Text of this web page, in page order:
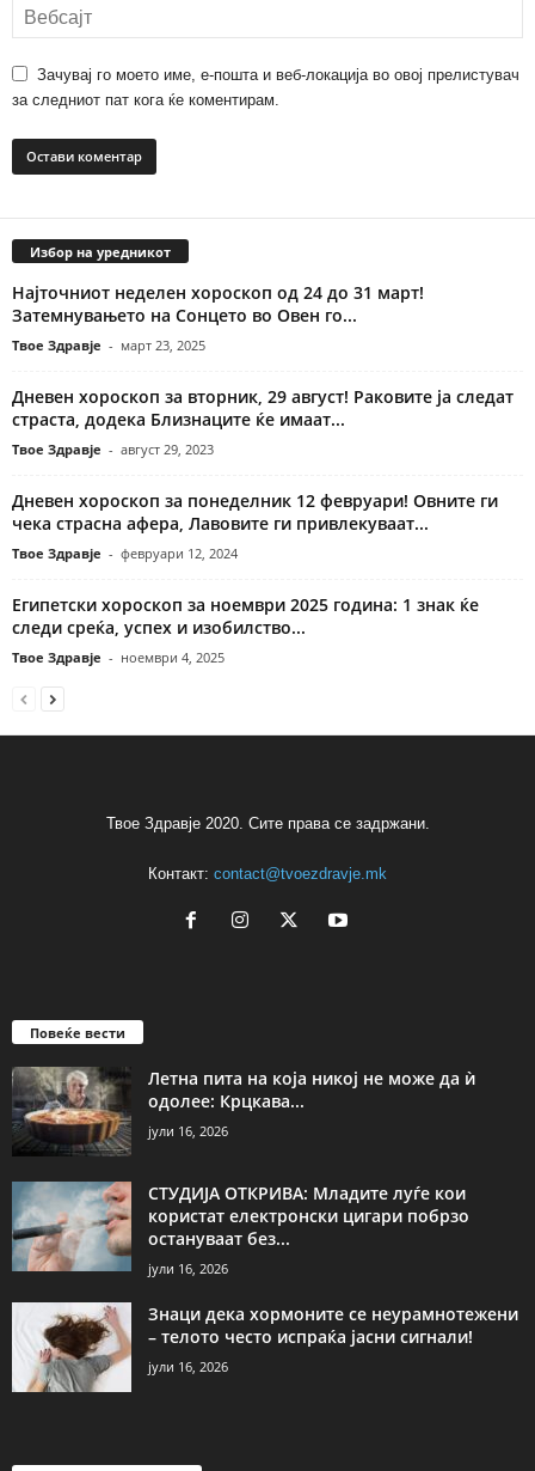
Зачувај го моето име, е-пошта и веб-локација во овој прелистувач
за следниот пат кога ќе коментирам.
Избор на уредникот
Најточниот неделен хороскоп од 24 до 31 март!
Затемнувањето на Сонцето во Овен го...
Твое Здравје - март 23, 2025
Дневен хороскоп за вторник, 29 август! Раковите ја следат
страста, додека Близнаците ќе имаат...
Твое Здравје - август 29, 2023
Дневен хороскоп за понеделник 12 февруари! Овните ги
чека страсна афера, Лавовите ги привлекуваат...
Твое Здравје - февруари 12, 2024
Египетски хороскоп за ноември 2025 година: 1 знак ќе
следи среќа, успех и изобилство...
Твое Здравје - ноември 4, 2025
Твое Здравје 2020. Сите права се задржани.
Контакт: contact@tvoezdravje.mk
Повеќе вести
Летна пита на која никој не може да ѝ
одолее: Крцкава...
јули 16, 2026
СТУДИЈА ОТКРИВА: Младите луѓе кои
користат електронски цигари побрзо
остануваат без...
јули 16, 2026
Знаци дека хормоните се неурамнотежени
– телото често испраќа јасни сигнали!
јули 16, 2026